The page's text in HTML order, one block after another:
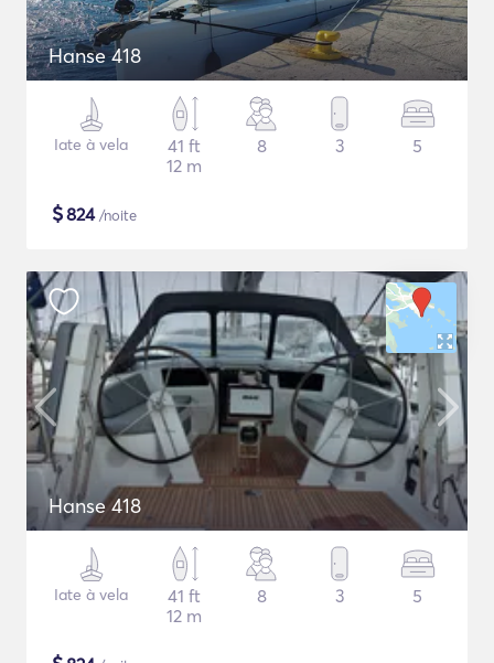
Hanse 418
Iate à vela
41 ft
12 m
8 3 5
$824/noite
Hanse 418
Iate à vela
41 ft
12 m
8 3 5